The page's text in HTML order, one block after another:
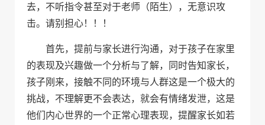
去，不听指令甚至对于老师（陌生），无意识攻
击。请别担心！！！
首先，提前与家长进行沟通，对于孩子在家里
的表现及兴趣做一个分析与了解，同时告知家长，
孩子刚来，接触不同的环境与人群这是一个极大的
挑战，不理解更不会表达，就会有情绪发泄，这是
他们内心世界的一个正常心理表现，提醒家长如若